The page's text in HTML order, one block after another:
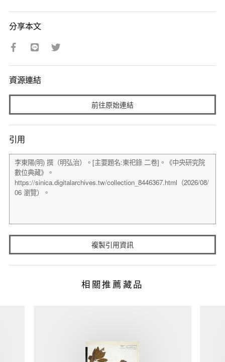
分享本文
資源連結
前往原始連結
引用
複製引用資訊
相關推薦藏品